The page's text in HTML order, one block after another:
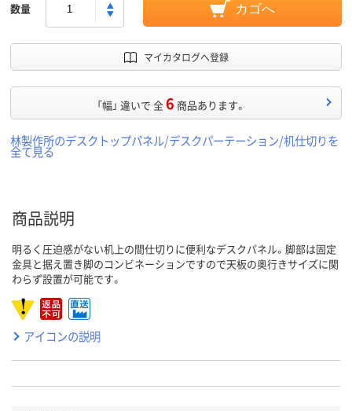
数量 カゴへ
マイカタログへ登録
「幅」 違いで 全6 商品あります。
林製作所のデスクトップパネル/デスクパーテーション/机仕切りを
全て見る
商品説明
明るく圧迫感がない机上の間仕切りに便利なデスクパネル。脚部は固定
金具と据え置き脚のコンビネーションですので天板の奥行きサイズに関
わらず設置が可能です。
アイコンの説明